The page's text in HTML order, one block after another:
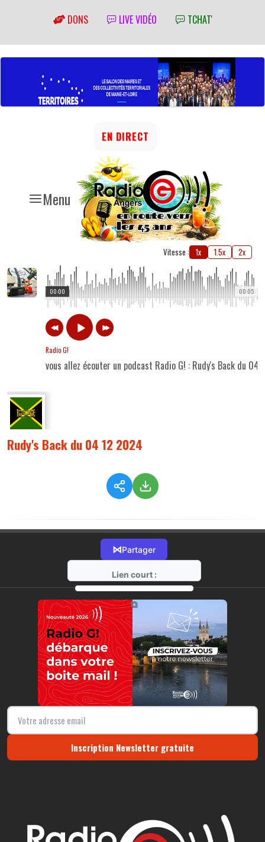
DONS LIVE VIDÉO TCHAT'
Menu
EN DIRECT
Vitesse : 1x 1.5x 2x
00:05
00:00
Radio G!
vous allez écouter un podcast Radio G! : Rudy's Back du 04
Rudy's Back du 04 12 2024
⋈Partager
Lien court :
https://radio-g.fr?16133
⧉
Inscription Newsletter gratuite